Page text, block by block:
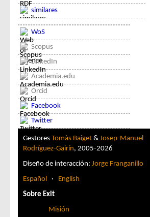
similares
WoS
Scopus
LinkedIn
Academia.edu
Orcid
Facebook
Twitter
Gestores Tomàs Baiget & Josep-Manuel
Rodríguez-Gairín, 2005-2026
Diseño de interacción: Jorge Franganillo
Español · English
Sobre Exit
Misión